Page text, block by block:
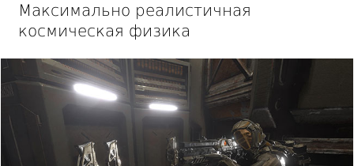
Максимально реалистичная
космическая физика